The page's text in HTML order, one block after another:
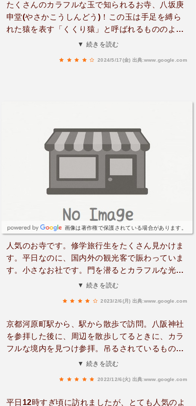
たくさんのカラフルな玉で知られるお寺、八坂庚
申堂(やさかこうしんどう)！この玉は手足を縛ら
れた猿を表す「くくり猿」と呼ばれるもののよ
う。猿は庚申さん(本尊 青面金剛)の使いだそう
猿の体内には御札が納められていて、一つ一つ丁
寧に手づくりされているのだそう。一体500円に
て手に入れることができます。我が家は子どもた
ゃ！」シールを🐒♥️🫢外国の方も和装を楽しんで
らっしゃる方がたくさんいて、なんだかほほえま
▼ 続きを読む
2024/5/17(金) 出典:www.google.com
画像は著作権で保護されている場合があります。
人気のお寺です。修学旅行生をたくさん見かけま
す。平日なのに、国内外の観光客で賑わっていま
す。小さなお社です。門を潜るとカラフルな光
景。くくり猿がいっぱい。色とりどりのくくり猿
さん居られます。本堂の屋根の上にも三猿さんが
居て、気づかない場所で、護ってくれています。
御朱印もいただきました。御朱印にも三猿の押印
▼ 続きを読む
2023/2/6(月) 出典:www.google.com
京都河原町駅から、駅から散歩で訪問。八阪神社
を参拝した後に、周辺を散歩してるときに、カラ
フルな境内を見つけ参拝。吊るされているもの
は、よく見ると猿。これはくくり猿と言われてい
ちらも素晴らしい。京都で訪れたい場所で、間違
▼ 続きを読む
2022/12/6(火) 出典:www.google.com
平日12時すぎ頃に訪れましたが、とても人気のよ